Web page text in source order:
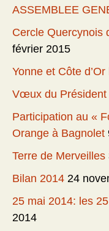
ASSEMBLEE
Cercle Quercynois
février 2015
Yonne et Côte
Vœux du Président
Participation au «
Orange à Bagnolet
Terre de Merveilles
Bilan 2014 24
25 mai 2014: les
2014